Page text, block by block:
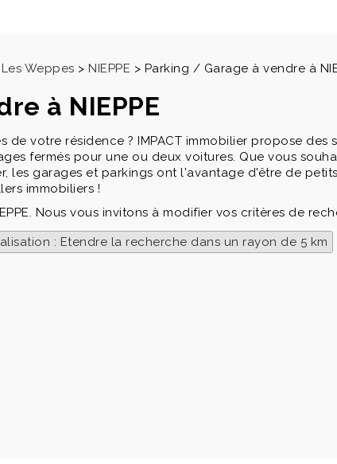
Weppes > NIEPPE > Parking / Garage à vendre à
à NIEPPE
votre résidence ? IMPACT immobilier propose
fermés pour une ou deux voitures. Que vous
les garages et parkings ont l'avantage d'être de
immobiliers !
Nous vous invitons à modifier vos critères de
: Etendre la recherche dans un rayon de 5 km